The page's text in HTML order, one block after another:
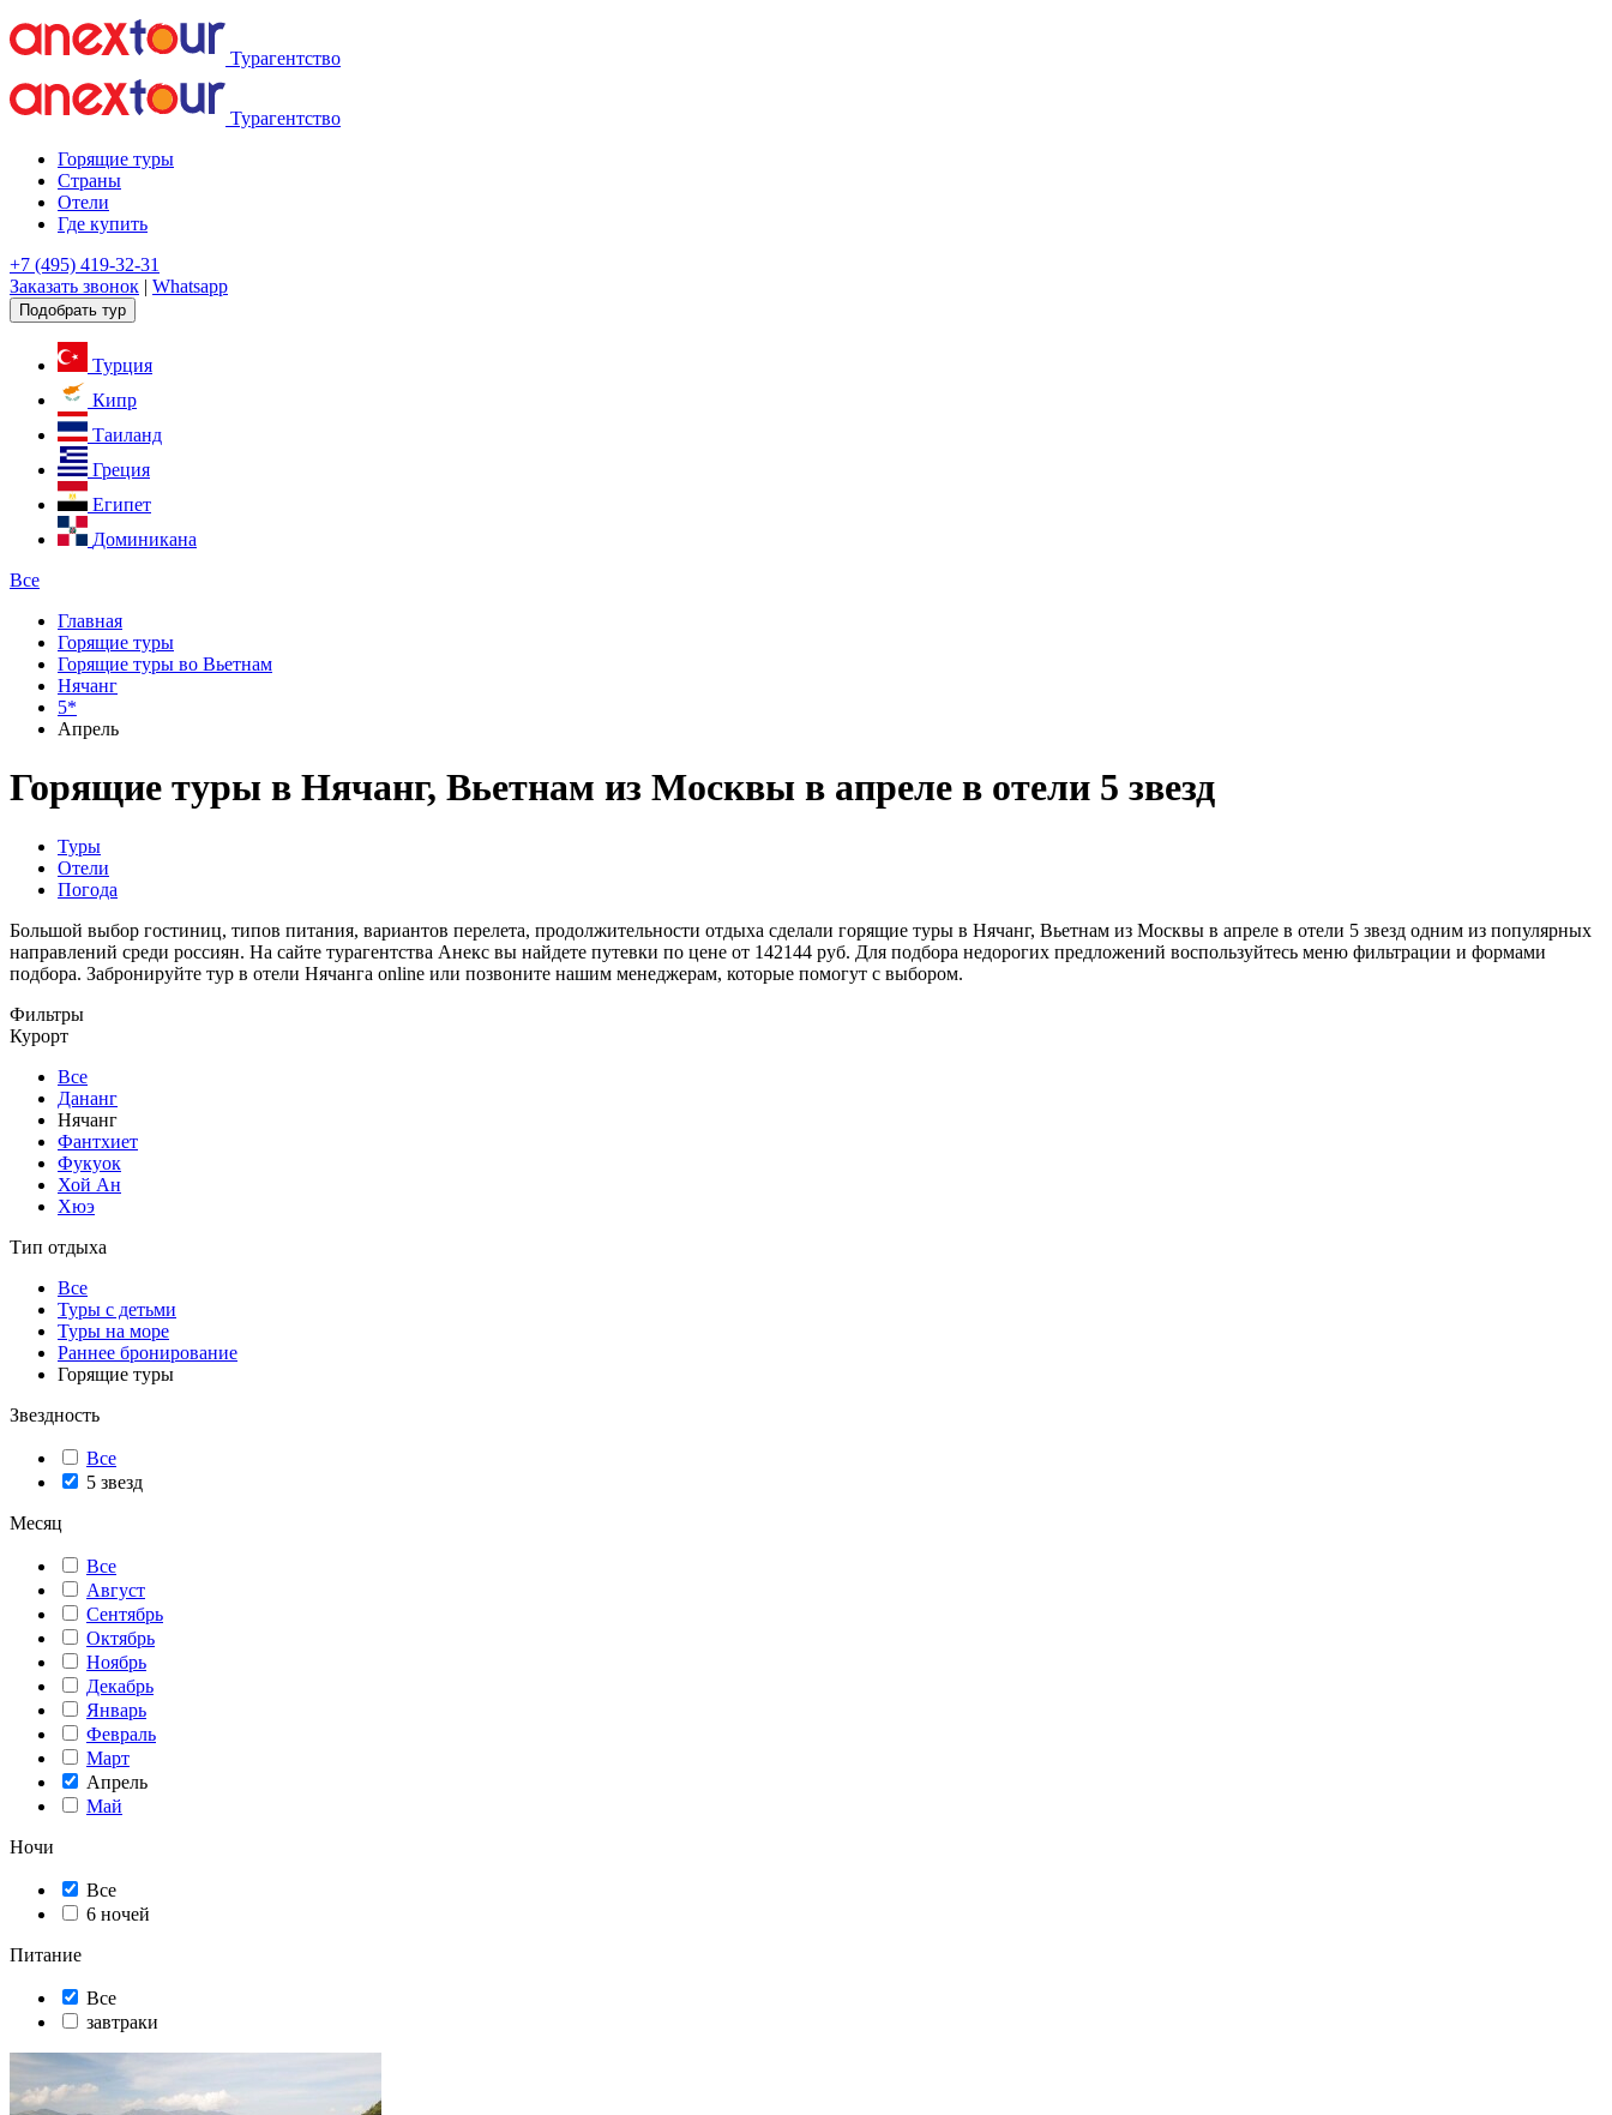
Турагентство
Турагентство
Горящие туры
Страны
Отели
Где купить
+7 (495) 419-32-31
Заказать звонок | Whatsapp
Подобрать тур
Турция
Кипр
Таиланд
Греция
Египет
Доминикана
Все
Главная
Горящие туры
Горящие туры во Вьетнам
Нячанг
5*
Апрель
Горящие туры в Нячанг, Вьетнам из Москвы в апреле в отели 5 звезд
Туры
Отели
Погода
Большой выбор гостиниц, типов питания, вариантов перелета, продолжительности отдыха сделали горящие туры в Нячанг, Вьетнам из Москвы в апреле в отели 5 звезд одним из популярных
направлений среди россиян. На сайте турагентства Анекс вы найдете путевки по цене от 142144 руб. Для подбора недорогих предложений воспользуйтесь меню фильтрации и формами
подбора. Забронируйте тур в отели Нячанга online или позвоните нашим менеджерам, которые помогут с выбором.
Фильтры
Курорт
Все
Дананг
Нячанг
Фантхиет
Фукуок
Хой Ан
Хюэ
Тип отдыха
Все
Туры с детьми
Туры на море
Раннее бронирование
Горящие туры
Звездность
Все
5 звезд
Месяц
Все
Август
Сентябрь
Октябрь
Ноябрь
Декабрь
Январь
Февраль
Март
Апрель
Май
Ночи
Все
6 ночей
Питание
Все
завтраки